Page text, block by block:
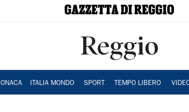
Reggio
ITALIA MONDO SPORT TEMPO LIBERO